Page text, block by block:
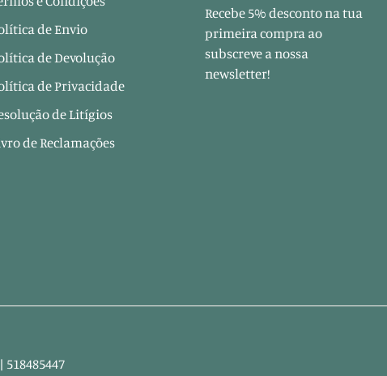
de Envio
de Devolução
de Privacidade
de Litígios
de Reclamações
Recebe 5% desconto na tua
primeira compra ao
subscreve a nossa
newsletter!